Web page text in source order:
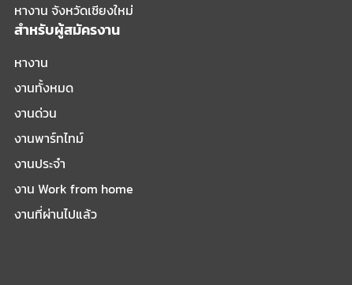
หางาน จังหวัดเชียงใหม่
สำหรับผู้สมัครงาน
หางาน
งานทั้งหมด
งานด่วน
งานพาร์ทไทม์
งานประจำ
งาน Work from home
งานที่ผ่านไปแล้ว